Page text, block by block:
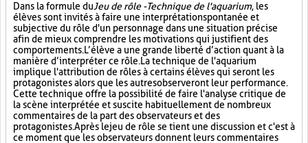
Dans la formule duJeu de rôle - Technique de l'aquarium, les
élèves sont invités à faire une interprétation spontanée et
subjective du rôle d'un personnage dans une situation précise
afin de mieux comprendre les motivations qui justifient des
comportements. L’élève a une grande liberté d’action quant à la
manière d’interpréter ce rôle. La technique de l'aquarium
implique l'attribution de rôles à certains élèves qui seront les
protagonistes alors que les autres observeront leur performance.
Cette technique offre la possibilité de faire l'analyse critique de
la scène interprétée et suscite habituellement de nombreux
commentaires de la part des observateurs et des
protagonistes. Après le jeu de rôle se tient une discussion et c'est à
ce moment que les observateurs donnent leurs commentaires